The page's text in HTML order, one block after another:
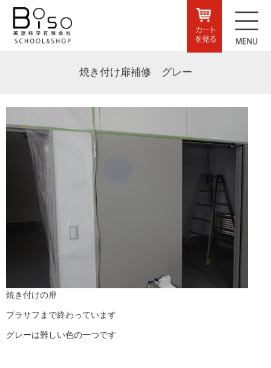
焼き付け扉補修 グレー
焼き付けの扉
プラサフまで終わっています
グレーは難しい色の一つです